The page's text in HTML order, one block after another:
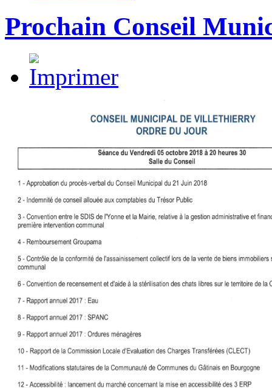
Prochain Conseil